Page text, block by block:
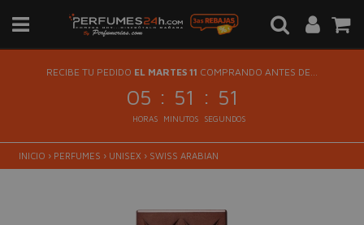
RECIBE TU PEDIDO EL MARTES 11 COMPRANDO ANTES DE...
05 : 51 : 51
HORAS MINUTOS SEGUNDOS
INICIO › PERFUMES › UNISEX › SWISS ARABIAN